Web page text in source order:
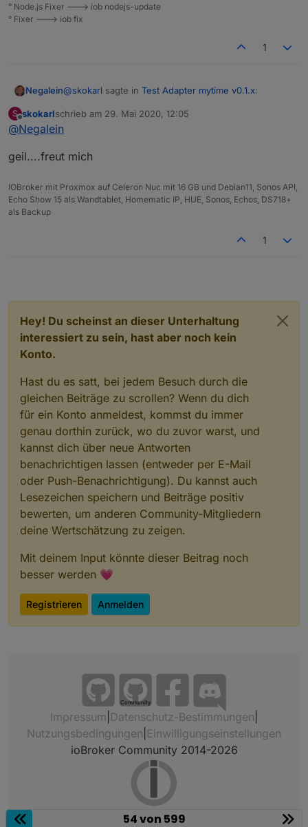
° Node.js Fixer ---> iob nodejs-update
° Fixer ---> iob fix
1
Negalein@skokarl sagte in Test Adapter mytime v0.1.x:
Im Blockly von dir ist Timer und Timer2
Löschen darfst Du die falls Option nicht.
dachte ich mir schon. :) werde es auf 1 Timer ändern.
Funktioniert perfekt! Danke nochmals
S
Offline
skokarlschrieb am 29. Mai 2020, 12:05
zuletzt editiert von
@Negalein
geil....freut mich
IOBroker mit Proxmox auf Celeron Nuc mit 16 GB und Debian11, Sonos API,
Echo Show 15 als Wandtablet, Homematic IP, HUE, Sonos, Echos, DS718+
als Backup
1
Hey! Du scheinst an dieser Unterhaltung
interessiert zu sein, hast aber noch kein
Konto.
Hast du es satt, bei jedem Besuch durch die
gleichen Beiträge zu scrollen? Wenn du dich
für ein Konto anmeldest, kommst du immer
genau dorthin zurück, wo du zuvor warst, und
kannst dich über neue Antworten
benachrichtigen lassen (entweder per E-Mail
oder Push-Benachrichtigung). Du kannst auch
Lesezeichen speichern und Beiträge positiv
bewerten, um anderen Community-Mitgliedern
deine Wertschätzung zu zeigen.
Mit deinem Input könnte dieser Beitrag noch
besser werden 💗
Registrieren Anmelden
Community
Impressum Datenschutz-Bestimmungen
Nutzungsbedingungen Einwilligungseinstellungen
ioBroker Community 2014-2026
54 von 599